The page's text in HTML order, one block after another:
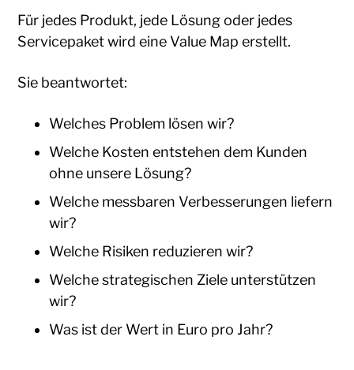
Für jedes Produkt, jede Lösung oder jedes
Servicepaket wird eine Value Map erstellt.
Sie beantwortet:
Welches Problem lösen wir?
Welche Kosten entstehen dem Kunden
ohne unsere Lösung?
Welche messbaren Verbesserungen liefern
wir?
Welche Risiken reduzieren wir?
Welche strategischen Ziele unterstützen
wir?
Was ist der Wert in Euro pro Jahr?